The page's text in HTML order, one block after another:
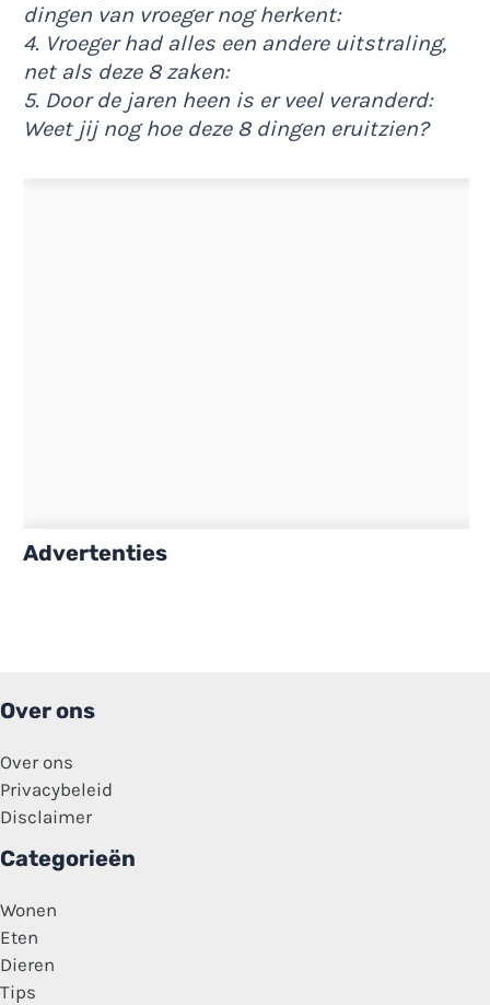
dingen van vroeger nog herkent:
4. Vroeger had alles een andere uitstraling,
net als deze 8 zaken:
5. Door de jaren heen is er veel veranderd:
Weet jij nog hoe deze 8 dingen eruitzien?
Advertenties
Over ons
Over ons
Privacybeleid
Disclaimer
Categorieën
Wonen
Eten
Dieren
Tips